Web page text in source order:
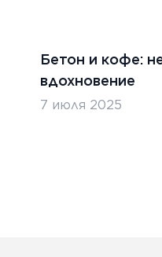
Бетон и кофе:
вдохновение
7 июля 2025